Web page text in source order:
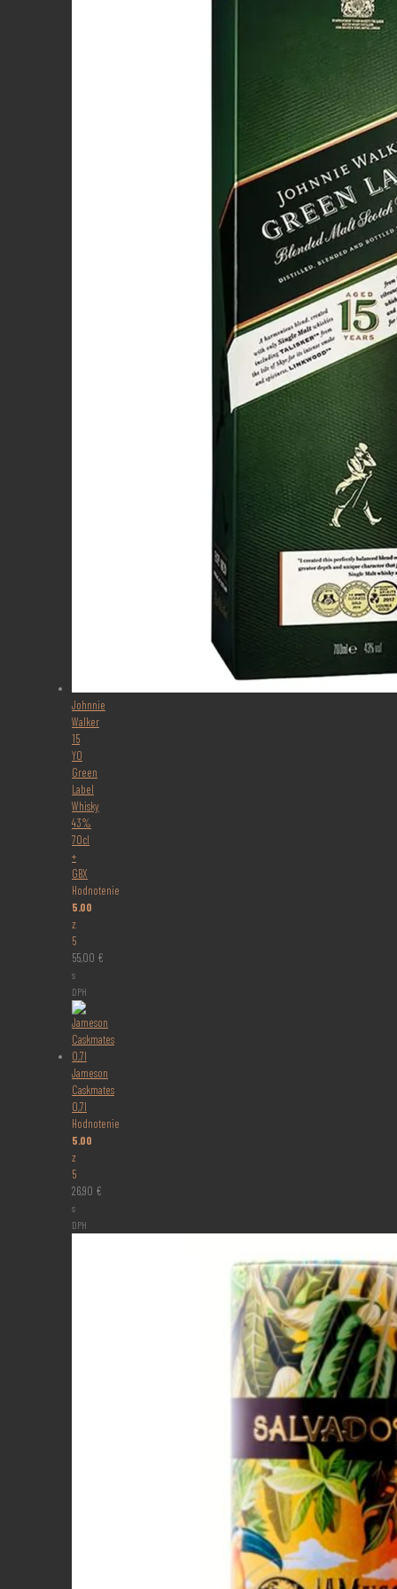
Johnnie
Walker
15
YO
Green
Label
Whisky
43%
70cl
+
GBX
Hodnotenie
5.00
z
5
55,00 €
s
DPH
Jameson
Caskmates
0,7l
Hodnotenie
5.00
z
5
26,90 €
s
DPH